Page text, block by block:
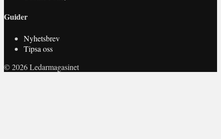
Guider
Nyhetsbrev
Tipsa oss
© 2026 Ledarmagasinet